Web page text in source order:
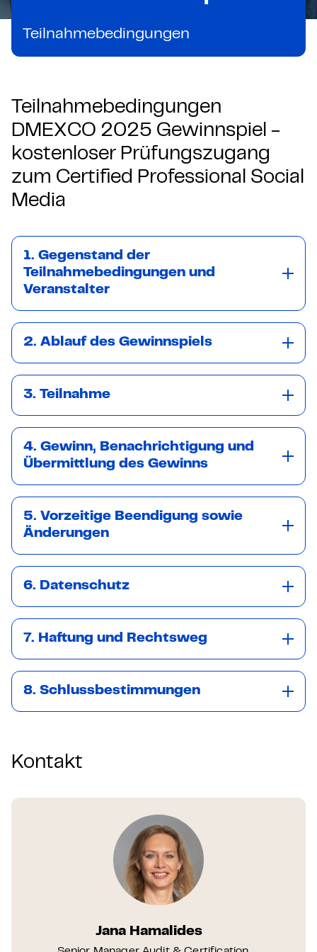
Teilnahmebedingungen
Teilnahmebedingungen
DMEXCO 2025 Gewinnspiel -
kostenloser Prüfungszugang
zum Certified Professional Social
Media
1. Gegenstand der
Teilnahmebedingungen und
Veranstalter
2. Ablauf des Gewinnspiels
3. Teilnahme
4. Gewinn, Benachrichtigung und
Übermittlung des Gewinns
5. Vorzeitige Beendigung sowie
Änderungen
6. Datenschutz
7. Haftung und Rechtsweg
8. Schlussbestimmungen
Kontakt
Jana Hamalides